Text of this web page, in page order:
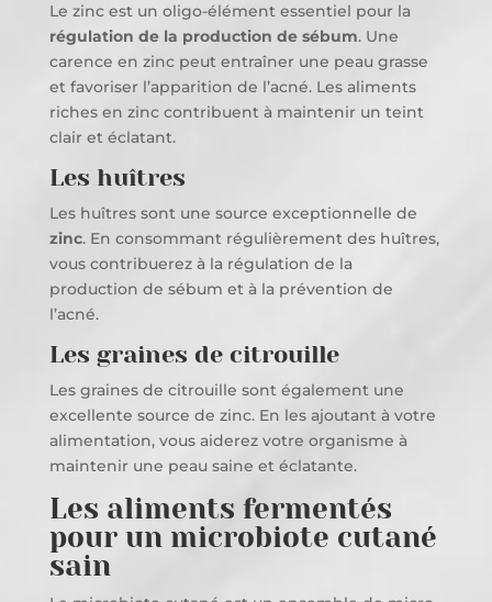
Le zinc est un oligo-élément essentiel pour la
régulation de la production de sébum. Une
carence en zinc peut entraîner une peau grasse
et favoriser l’apparition de l’acné. Les aliments
riches en zinc contribuent à maintenir un teint
clair et éclatant.
Les huîtres
Les huîtres sont une source exceptionnelle de
zinc. En consommant régulièrement des huîtres,
vous contribuerez à la régulation de la
production de sébum et à la prévention de
l’acné.
Les graines de citrouille
Les graines de citrouille sont également une
excellente source de zinc. En les ajoutant à votre
alimentation, vous aiderez votre organisme à
maintenir une peau saine et éclatante.
Les aliments fermentés
pour un microbiote cutané
sain